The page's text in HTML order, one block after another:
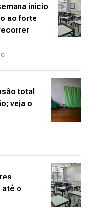
início
ao forte
total
veja o
até o